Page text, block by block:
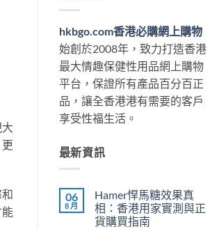
hkbgo.com香港必購網上購物
始創於2008年，致力打造香港
最大情趣保健性用品網上購物
平台，保證所有產品百分百正
品，讓全香港港有需要的客戶
享受性福生活。
最新資訊
06
8 月
Hamer悍馬糖效果真
相：香港用家實測與正
貨購買指南